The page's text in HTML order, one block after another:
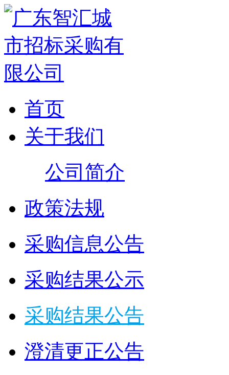
首页
关于我们
公司简介
政策法规
采购信息公告
采购结果公示
采购结果公告
澄清更正公告